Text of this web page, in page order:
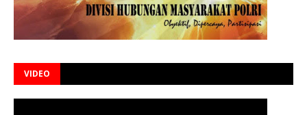
VIDEO